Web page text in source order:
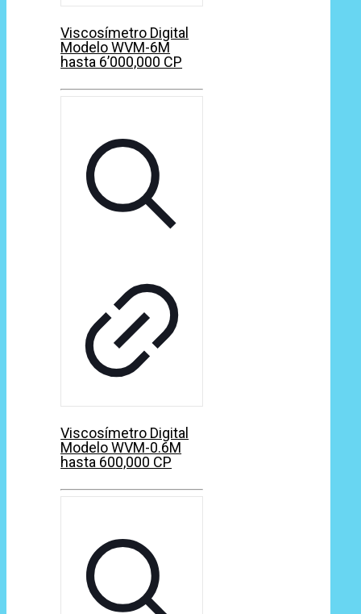
Viscosímetro Digital
Modelo WVM-6M
hasta 6’000,000 CP
Viscosímetro Digital
Modelo WVM-0.6M
hasta 600,000 CP